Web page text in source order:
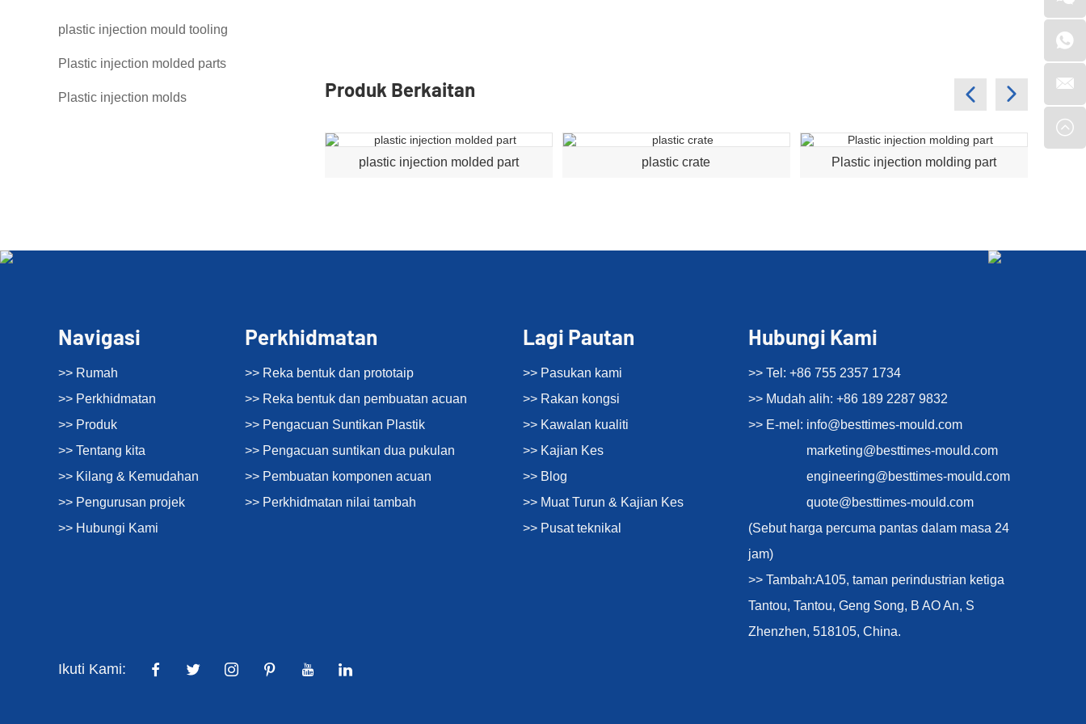
Produk Berkaitan
plastic injection molded part plastic crate Plastic injection molding part
plastic injection mould tooling
Plastic injection molded parts
Plastic injection molds
Navigasi
>> Rumah
>> Perkhidmatan
>> Produk
>> Tentang kita
>> Kilang & Kemudahan
>> Pengurusan projek
>> Hubungi Kami
Perkhidmatan
>> Reka bentuk dan prototaip
>> Reka bentuk dan pembuatan acuan
>> Pengacuan Suntikan Plastik
>> Pengacuan suntikan dua pukulan
>> Pembuatan komponen acuan
>> Perkhidmatan nilai tambah
Lagi Pautan
>> Pasukan kami
>> Rakan kongsi
>> Kawalan kualiti
>> Kajian Kes
>> Blog
>> Muat Turun & Kajian Kes
>> Pusat teknikal
Hubungi Kami
>> Tel: +86 755 2357 1734
>> Mudah alih: +86 189 2287 9832
>> E-mel: info@besttimes-mould.com
marketing@besttimes-mould.com
engineering@besttimes-mould.com
quote@besttimes-mould.com
(Sebut harga percuma pantas dalam masa 24
jam)
>> Tambah:A105, taman perindustrian ketiga
Tantou, Tantou, Geng Song, B AO An, S
Zhenzhen, 518105, China.
Ikuti Kami: